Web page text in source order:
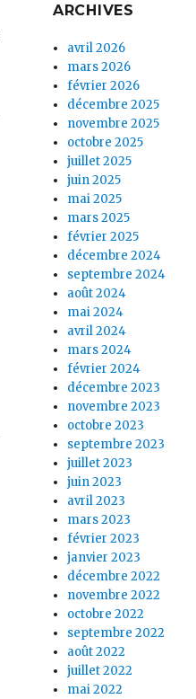
ARCHIVES
avril 2026
mars 2026
février 2026
décembre 2025
novembre 2025
octobre 2025
juillet 2025
juin 2025
mai 2025
mars 2025
février 2025
décembre 2024
septembre 2024
août 2024
mai 2024
avril 2024
mars 2024
février 2024
décembre 2023
novembre 2023
octobre 2023
septembre 2023
juillet 2023
juin 2023
avril 2023
mars 2023
février 2023
janvier 2023
décembre 2022
novembre 2022
octobre 2022
septembre 2022
août 2022
juillet 2022
mai 2022